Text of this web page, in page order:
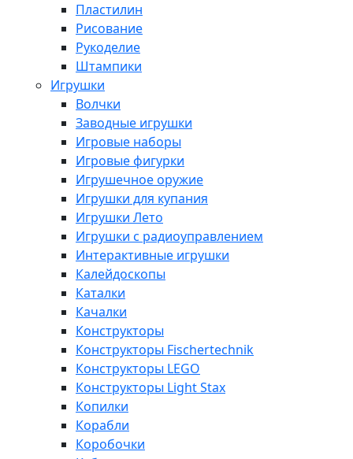
Пластилин
Рисование
Рукоделие
Штампики
Игрушки
Волчки
Заводные игрушки
Игровые наборы
Игровые фигурки
Игрушечное оружие
Игрушки для купания
Игрушки Лето
Игрушки с радиоуправлением
Интерактивные игрушки
Калейдоскопы
Каталки
Качалки
Конструкторы
Конструкторы Fisсhertechnik
Конструкторы LEGO
Конструкторы Light Stax
Копилки
Корабли
Коробочки